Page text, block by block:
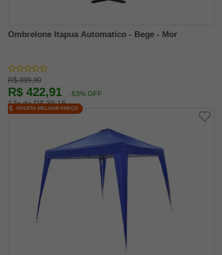
Ombrelone Itapua Automatico - Bege - Mor
R$ 899,90
R$ 422,91 -53% OFF
12x de R$ 39,16
OFERTA MELHOR PREÇO